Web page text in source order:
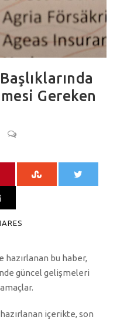
Gereken
hazırlanan bu haber,
güncel gelişmeleri
içerikte, son